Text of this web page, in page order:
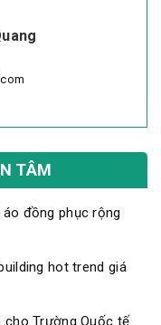
TÂM
đồng phục rộng
hot trend giá
cho Trường Quốc tế